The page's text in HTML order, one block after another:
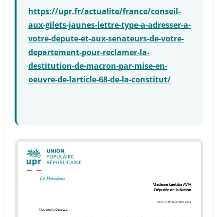
https://upr.fr/actualite/france/conseil-
aux-gilets-jaunes-lettre-type-a-adresser-a-
votre-depute-et-aux-senateurs-de-votre-
departement-pour-reclamer-la-
destitution-de-macron-par-mise-en-
oeuvre-de-larticle-68-de-la-constitut/